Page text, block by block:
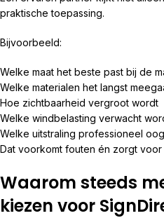
praktische toepassing.
Bijvoorbeeld:
Welke maat het beste past bij de
Welke materialen het langst
Hoe zichtbaarheid vergroot wordt
Welke windbelasting verwacht
Welke uitstraling professioneel
Dat voorkomt fouten én zorgt
Waarom steeds
kiezen voor